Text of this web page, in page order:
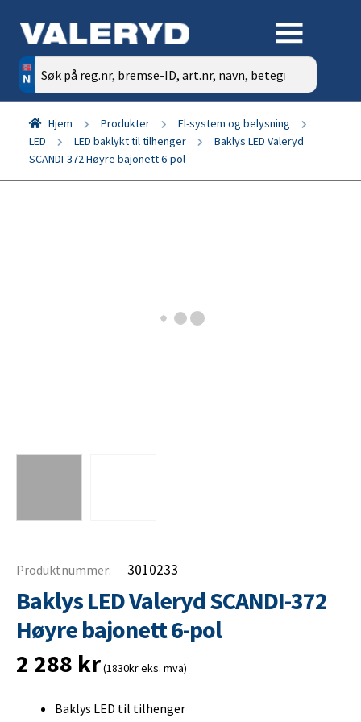
Søk
etter:
Hjem Produkter
El-system og belysning
LED
LED baklykt til tilhenger
Baklys LED Valeryd
SCANDI-372 Høyre bajonett 6-pol
Produktnummer: 3010233
Baklys LED Valeryd SCANDI-372
Høyre bajonett 6-pol
2 288 kr(1830kr eks. mva)
Baklys LED til tilhenger